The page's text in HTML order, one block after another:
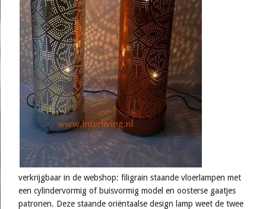
verkrijgbaar in de webshop: filigrain staande vloerlampen met
een cylindervormig of buisvormig model en oosterse gaatjes
patronen. Deze staande oriëntaalse design lamp weet de twee